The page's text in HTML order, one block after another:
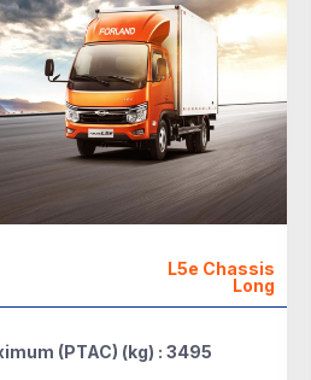
L5e Chassis
Long
(PTAC) (kg) : 3495